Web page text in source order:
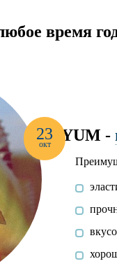
время
23
окт YUM -